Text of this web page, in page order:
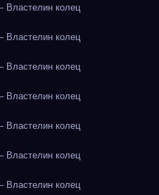
колец
колец
колец
колец
колец
колец
колец